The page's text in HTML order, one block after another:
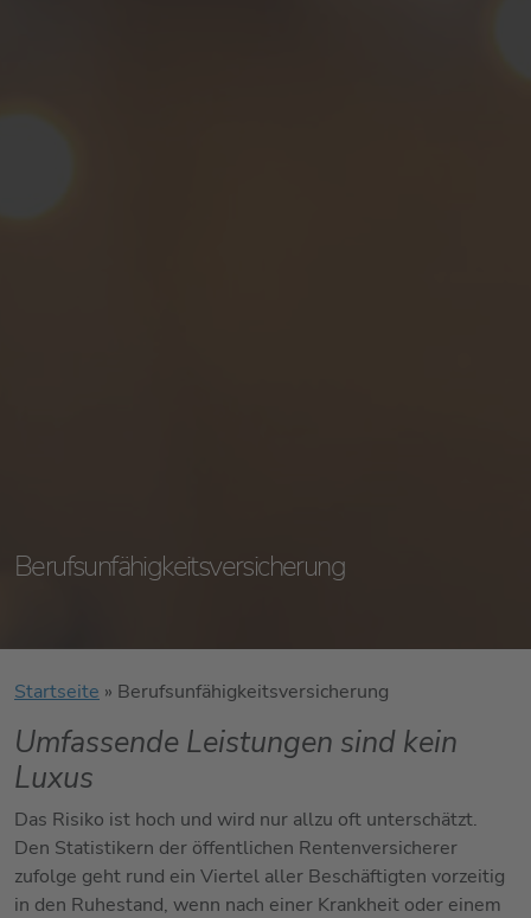
Berufsunfähigkeitsversicherung
Startseite » Berufsunfähigkeitsversicherung
Umfassende Leistungen sind kein
Luxus
Das Risiko ist hoch und wird nur allzu oft unterschätzt.
Den Statistikern der öffentlichen Rentenversicherer
zufolge geht rund ein Viertel aller Beschäftigten vorzeitig
in den Ruhestand, wenn nach einer Krankheit oder einem